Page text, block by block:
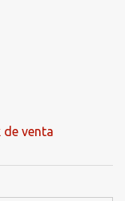
de venta